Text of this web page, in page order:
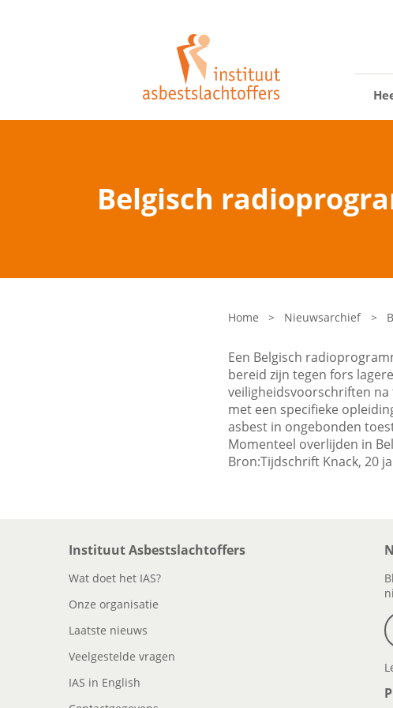
Belgisch
Home > Nieuwsarchief >
Een Belgisch
bereid zijn tegen fors
veiligheidsvoorschriften na
met een specifieke
asbest in ongebonden
Momenteel overlijden in
Bron:Tijdschrift Knack, 20
Instituut Asbestslachtoffers
Wat doet het IAS?
Onze organisatie
Laatste nieuws
Veelgestelde vragen
IAS in English